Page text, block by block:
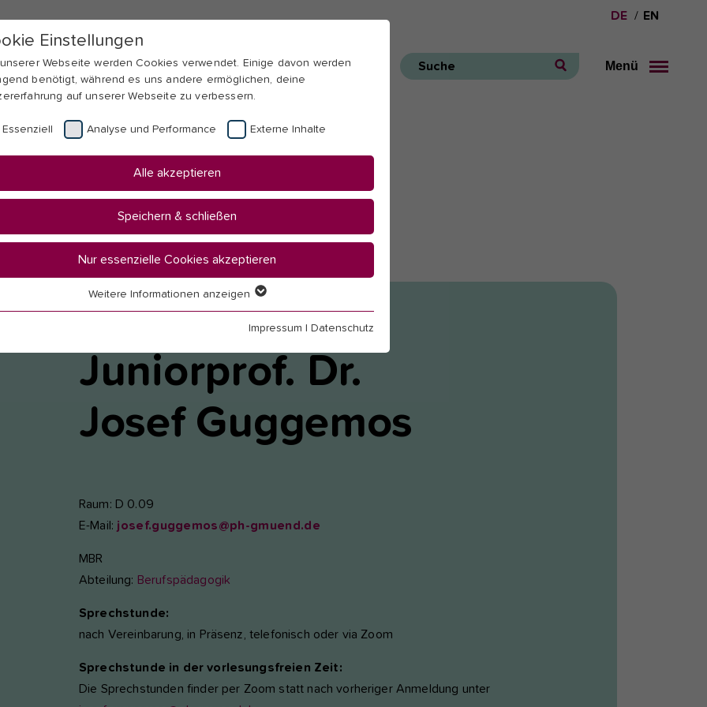
DE EN
Suche Menü
Juniorprof. Dr.
Josef Guggemos
Raum: D 0.09
E-Mail: josef.guggemos@ph-gmuend.de
MBR
Abteilung: Berufspädagogik
Sprechstunde:
nach Vereinbarung, in Präsenz, telefonisch oder via Zoom
Sprechstunde in der vorlesungsfreien Zeit:
Die Sprechstunden finder per Zoom statt nach vorheriger Anmeldung unter
Einstellungen
Webseite werden Cookies verwendet. Einige davon werden
benötigt, während es uns andere ermöglichen, deine
auf unserer Webseite zu verbessern.
Essenziell Analyse und Performance Externe Inhalte
Alle akzeptieren
Speichern & schließen
Nur essenzielle Cookies akzeptieren
Cookies werden für grundlegende Funktionen der Webseite
und Performance
Gruppe beinhaltet alle Skripte für analytisches Tracking und
Cookies. Es hilft uns die Nutzererfahrung der Website zu
etracker GmbH - 20459 Hamburg
1 Jahr
Tracking und zugehörige Cookies. Es hilft uns die
Nutzererfahrung der Website zu verbessern.
verwenden auf unserer Website externe Inhalte, um Ihnen
Weitere Informationen anzeigen
Impressum Datenschutz